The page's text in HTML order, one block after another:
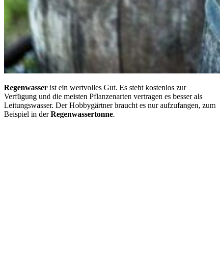
Regenwasser ist ein wertvolles Gut. Es steht kostenlos zur
Verfügung und die meisten Pflanzenarten vertragen es besser als
Leitungswasser. Der Hobbygärtner braucht es nur aufzufangen, zum
Beispiel in derRegenwassertonne.